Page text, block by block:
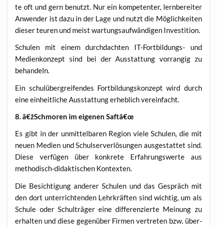
te oft und gern benutzt. Nur ein kom­pe­ten­ter, lern­be­rei­ter
Anwen­der ist dazu in der Lage und nutzt die Mög­lich­kei­ten
die­ser teu­ren und meist war­tungs­auf­wän­di­gen Investition.
Schu­len mit einem durch­dach­ten IT-Fort­bil­dungs- und
Medi­en­kon­zept sind bei der Aus­stat­tung vor­ran­gig zu
behandeln.
Ein schul­über­grei­fen­des Fort­bil­dungs­kon­zept wird durch
eine ein­heit­li­che Aus­stat­tung erheb­lich vereinfacht.
8. â€žSchmoren im eige­nen Saftâ€œ
Es gibt in der unmit­tel­ba­ren Regi­on vie­le Schu­len, die mit
neu­en Medi­en und Schul­ser­ver­lö­sun­gen aus­ge­stat­tet sind.
Die­se ver­fü­gen über kon­kre­te Erfah­rungs­wer­te aus
metho­disch-didak­ti­schen Kontexten.
Die Besich­ti­gung ande­rer Schu­len und das Gespräch mit
den dort unter­rich­ten­den Lehr­kräf­ten sind wich­tig, um als
Schu­le oder Schul­trä­ger eine dif­fe­ren­zier­te Mei­nung zu
erhal­ten und die­se gegen­über Fir­men ver­tre­ten bzw. über­